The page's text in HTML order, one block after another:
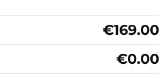
€169.00
€0.00